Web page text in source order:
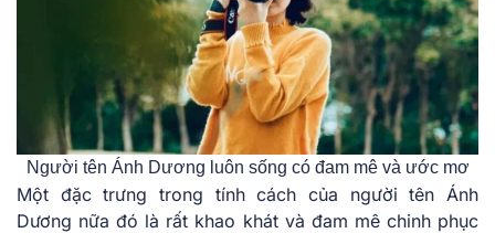
Người tên Ánh Dương luôn sống có đam mê và ước mơ
Một đặc trưng trong tính cách của người tên Ánh
Dương nữa đó là rất khao khát và đam mê chinh phục